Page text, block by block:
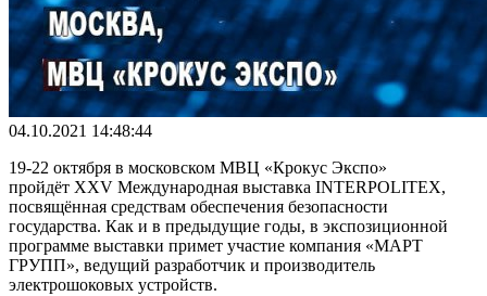
04.10.2021 14:48:44
19-22 октября в московском МВЦ «Крокус Экспо»
пройдёт XXV Международная выставка INTERPOLITEX,
посвящённая средствам обеспечения безопасности
государства. Как и в предыдущие годы, в экспозиционной
программе выставки примет участие компания «МАРТ
ГРУПП», ведущий разработчик и производитель
электрошоковых устройств.